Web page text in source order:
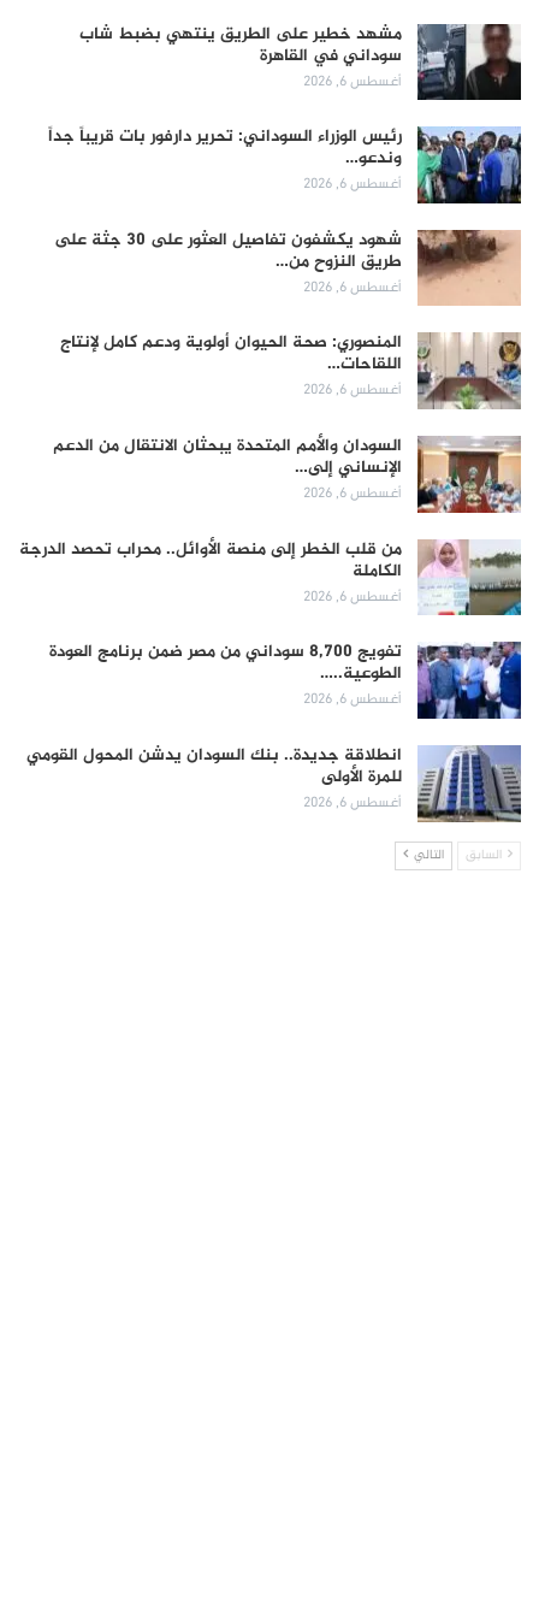
مشهد خطير على الطريق ينتهي بضبط شاب
سوداني في القاهرة
أغسطس 6, 2026
رئيس الوزراء السوداني: تحرير دارفور بات قريباً جداً
وندعو…
أغسطس 6, 2026
شهود يكشفون تفاصيل العثور على 30 جثة على
طريق النزوح من…
أغسطس 6, 2026
المنصوري: صحة الحيوان أولوية ودعم كامل لإنتاج
اللقاحات…
أغسطس 6, 2026
السودان والأمم المتحدة يبحثان الانتقال من الدعم
الإنساني إلى…
أغسطس 6, 2026
من قلب الخطر إلى منصة الأوائل.. محراب تحصد الدرجة
الكاملة
أغسطس 6, 2026
تفويج 8,700 سوداني من مصر ضمن برنامج العودة
الطوعية..…
أغسطس 6, 2026
انطلاقة جديدة.. بنك السودان يدشن المحول القومي
للمرة الأولى
أغسطس 6, 2026
السابق التالي